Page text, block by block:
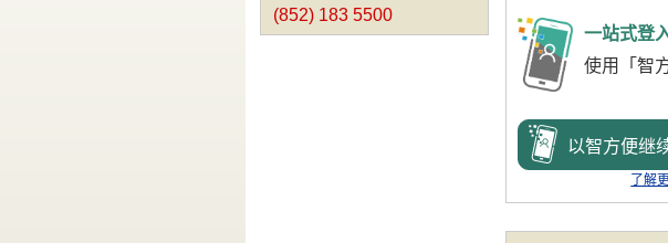
(852) 183 5500
一站式登
使用「智
以智方便继
了解